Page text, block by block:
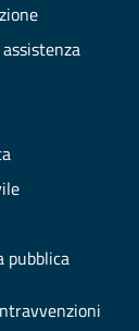
pubblica